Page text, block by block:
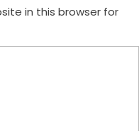
in this browser for